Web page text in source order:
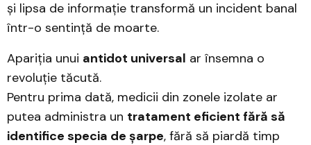
și lipsa de informație transformă un incident banal
într-o sentință de moarte.
Apariția unui antidot universal ar însemna o
revoluție tăcută.
Pentru prima dată, medicii din zonele izolate ar
putea administra un tratament eficient fără să
identifice specia de șarpe, fără să piardă timp